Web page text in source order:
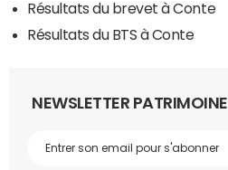
Résultats du brevet à Conte
Résultats du BTS à Conte
NEWSLETTER PATRIMOINE